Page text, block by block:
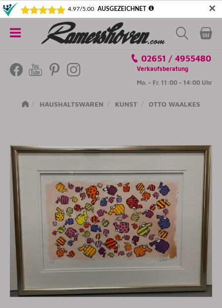
✕
5€ SICHERN! NEWSLETTER ABONNIEREN
Kategorien
02651 / 4955480
Verkaufsberatung
Mo. - Fr. 11:00 - 14:00 Uhr
HAUSHALTSWAREN KUNST OTTO WAALKES